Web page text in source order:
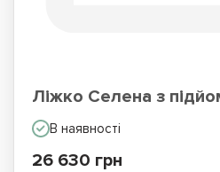
Ліжко Селена з
В наявності
26 630 грн